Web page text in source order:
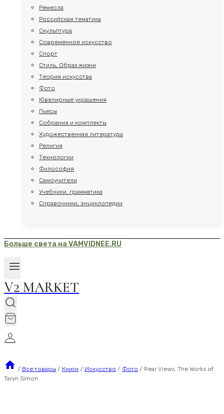
Ремесла
Российская тематика
Скульптура
Современное искусство
Спорт
Стиль, Образ жизни
Теория искусства
Фото
Ювелирные украшения
Пьесы
Собрания и комплекты
Художественная литература
Религия
Технологии
Философия
Самоучители
Учебники, грамматика
Справочники, энциклопедии
Больше света на VAMVIDNEE.RU
V2 MARKET
/ Все товары / Книги / Искусство / Фото / Rear Views. The Works of
Taryn Simon